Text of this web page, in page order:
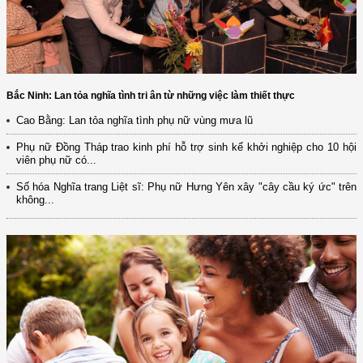
Bắc Ninh: Lan tỏa nghĩa tình tri ân từ những việc làm thiết thực
Cao Bằng: Lan tỏa nghĩa tình phụ nữ vùng mưa lũ
Phụ nữ Đồng Tháp trao kinh phí hỗ trợ sinh kế khởi nghiệp cho 10 hội
viên phụ nữ có...
Số hóa Nghĩa trang Liệt sĩ: Phụ nữ Hưng Yên xây "cây cầu ký ức" trên
không...